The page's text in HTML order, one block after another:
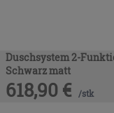
Duschsystem 2-
Schwarz matt
618,90 € /stk